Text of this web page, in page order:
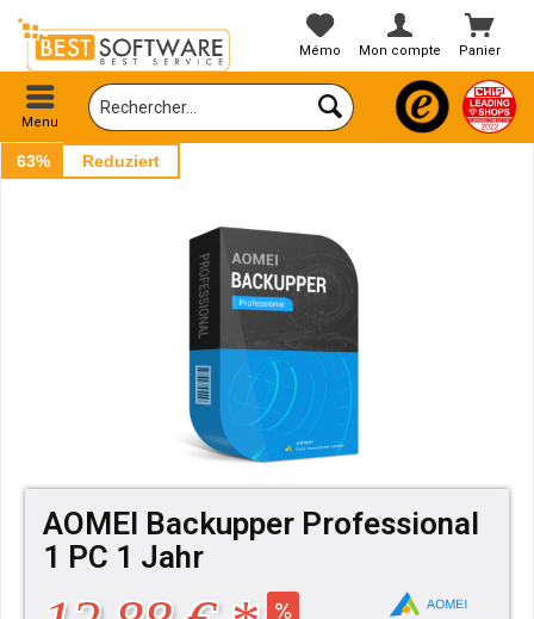
Panier
Mémo Mon compte
Menu
63% Reduziert
AOMEI Backupper Professional
1 PC 1 Jahr